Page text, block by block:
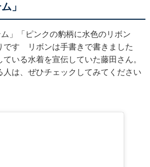
」
」「ピンクの豹柄に水色のリボン
です リボンは手書きで書きました
いる水着を宣伝していた藤田さん。
は、ぜひチェックしてみてください